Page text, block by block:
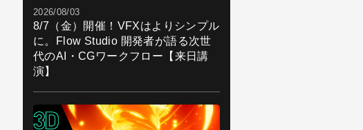
2026/08/03
8/7（金）開催！VFXはよりシンプル
に。Flow Studio 開発者が語る次世
代のAI・CGワークフロー【来日講
演】